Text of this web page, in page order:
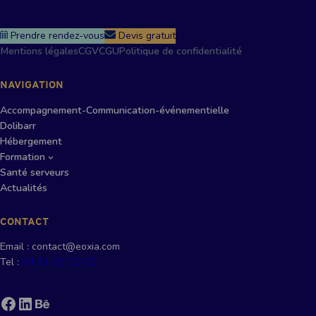
Prendre rendez-vous
Devis gratuit
Mentions légalesCGVCGUPolitique de confidentialité
NAVIGATION
Accompagnement-Communication-événementielle
Dolibarr
Hébergement
Formation
Santé serveurs
Actualités
CONTACT
Email : contact@eoxia.com
Tel : 04 11 93 00 20
Facebook LinkedIn Behance